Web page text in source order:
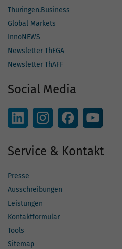
Thüringen.Business
Global Markets
InnoNEWS
Newsletter ThEGA
Newsletter ThAFF
Social Media
Service & Kontakt
Presse
Ausschreibungen
Leistungen
Kontaktformular
Tools
Sitemap